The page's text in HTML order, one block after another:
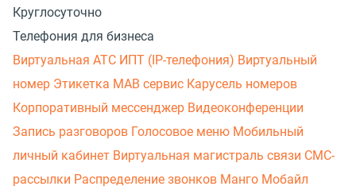
Круглосуточно
Телефония для бизнеса
Виртуальная АТС ИПТ (IP-телефония) Виртуальный
номер Этикетка МАВ сервис Карусель номеров
Корпоративный мессенджер Видеоконференции
Запись разговоров Голосовое меню Мобильный
личный кабинет Виртуальная магистраль связи СМС-
рассылки Распределение звонков Манго Мобайл